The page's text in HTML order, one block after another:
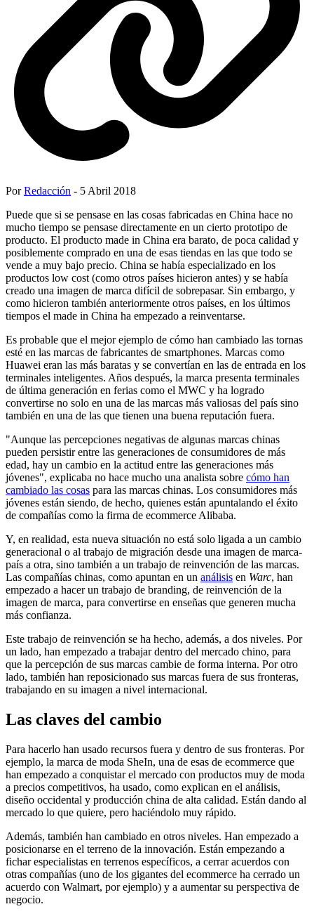
PorRedacción - 5 Abril 2018
Puede que si se pensase en las cosas fabricadas en China hace no
mucho tiempo se pensase directamente en un cierto prototipo de
producto. El producto made in China era barato, de poca calidad y
posiblemente comprado en una de esas tiendas en las que todo se
vende a muy bajo precio. China se había especializado en los
productos low cost (como otros países hicieron antes) y se había
creado una imagen de marca difícil de sobrepasar. Sin embargo, y
como hicieron también anteriormente otros países, en los últimos
tiempos el made in China ha empezado a reinventarse.
Es probable que el mejor ejemplo de cómo han cambiado las tornas
esté en las marcas de fabricantes de smartphones. Marcas como
Huawei eran las más baratas y se convertían en las de entrada en los
terminales inteligentes. Años después, la marca presenta terminales
de última generación en ferias como el MWC y ha logrado
convertirse no solo en una de las marcas más valiosas del país sino
también en una de las que tienen una buena reputación fuera.
"Aunque las percepciones negativas de algunas marcas chinas
pueden persistir entre las generaciones de consumidores de más
edad, hay un cambio en la actitud entre las generaciones más
jóvenes", explicaba no hace mucho una analista sobre cómo han
cambiado las cosas para las marcas chinas. Los consumidores más
jóvenes están siendo, de hecho, quienes están apuntalando el éxito
de compañías como la firma de ecommerce Alibaba.
Y, en realidad, esta nueva situación no está solo ligada a un cambio
generacional o al trabajo de migración desde una imagen de marca-
país a otra, sino también a un trabajo de reinvención de las marcas.
Las compañías chinas, como apuntan en un análisis en Warc, han
empezado a hacer un trabajo de branding, de reinvención de la
imagen de marca, para convertirse en enseñas que generen mucha
más confianza.
Este trabajo de reinvención se ha hecho, además, a dos niveles. Por
un lado, han empezado a trabajar dentro del mercado chino, para
que la percepción de sus marcas cambie de forma interna. Por otro
lado, también han reposicionado sus marcas fuera de sus fronteras,
trabajando en su imagen a nivel internacional.
Las claves del cambio
Para hacerlo han usado recursos fuera y dentro de sus fronteras. Por
ejemplo, la marca de moda SheIn, una de esas de ecommerce que
han empezado a conquistar el mercado con productos muy de moda
a precios competitivos, ha usado, como explican en el análisis,
diseño occidental y producción china de alta calidad. Están dando al
mercado lo que quiere, pero haciéndolo muy rápido.
Además, también han cambiado en otros niveles. Han empezado a
posicionarse en el terreno de la innovación. Están empezando a
fichar especialistas en terrenos específicos, a cerrar acuerdos con
otras compañías (uno de los gigantes del ecommerce ha cerrado un
acuerdo con Walmart, por ejemplo) y a aumentar su perspectiva de
negocio.